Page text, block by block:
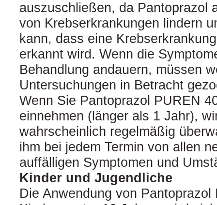
auszuschließen, da Pantoprazol
von Krebserkrankungen lindern
kann, dass eine
erkannt wird. Wenn die
Behandlung andauern, müssen
Untersuchungen in Betracht
Wenn Sie Pantoprazol PUREN
einnehmen (länger als 1 Jahr),
wahrscheinlich regelmäßig
ihm bei jedem Termin von allen
auffälligen Symptomen und
Kinder und Jugendliche
Die Anwendung von